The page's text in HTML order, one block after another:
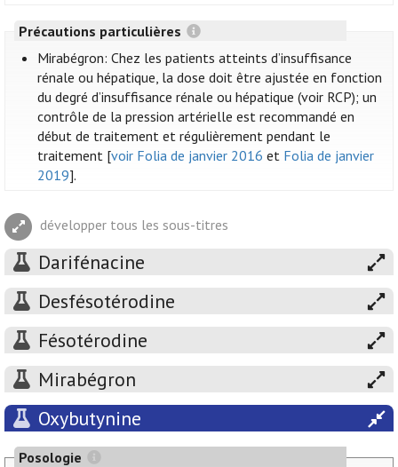
Précautions particulières
Mirabégron: Chez les patients atteints d’insuffisance
rénale ou hépatique, la dose doit être ajustée en fonction
du degré d’insuffisance rénale ou hépatique (voir RCP); un
contrôle de la pression artérielle est recommandé en
début de traitement et régulièrement pendant le
traitement [voir Folia de janvier 2016 et Folia de janvier
2019].
développer tous les sous-titres
Darifénacine
Desfésotérodine
Fésotérodine
Mirabégron
Oxybutynine
Posologie